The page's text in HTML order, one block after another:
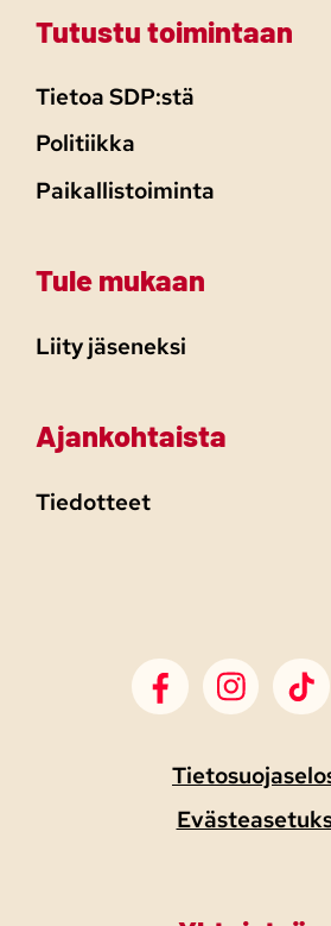
Tutustu toimintaan
Tietoa SDP:stä
Politiikka
Paikallistoiminta
Tule mukaan
Liity jäseneksi
Ajankohtaista
Tiedotteet
SDP Facebook
SDP